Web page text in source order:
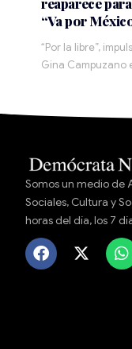
“Va por
“Por la libre”,
Gina Campuzano
Somos un medio de
Sociales, Cultura y
horas del día, los 7